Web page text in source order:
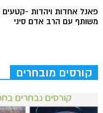
פאנל אחדות ויהדות -קטעים
משותף עם הרב אדם סיני
קורסים מובחרים